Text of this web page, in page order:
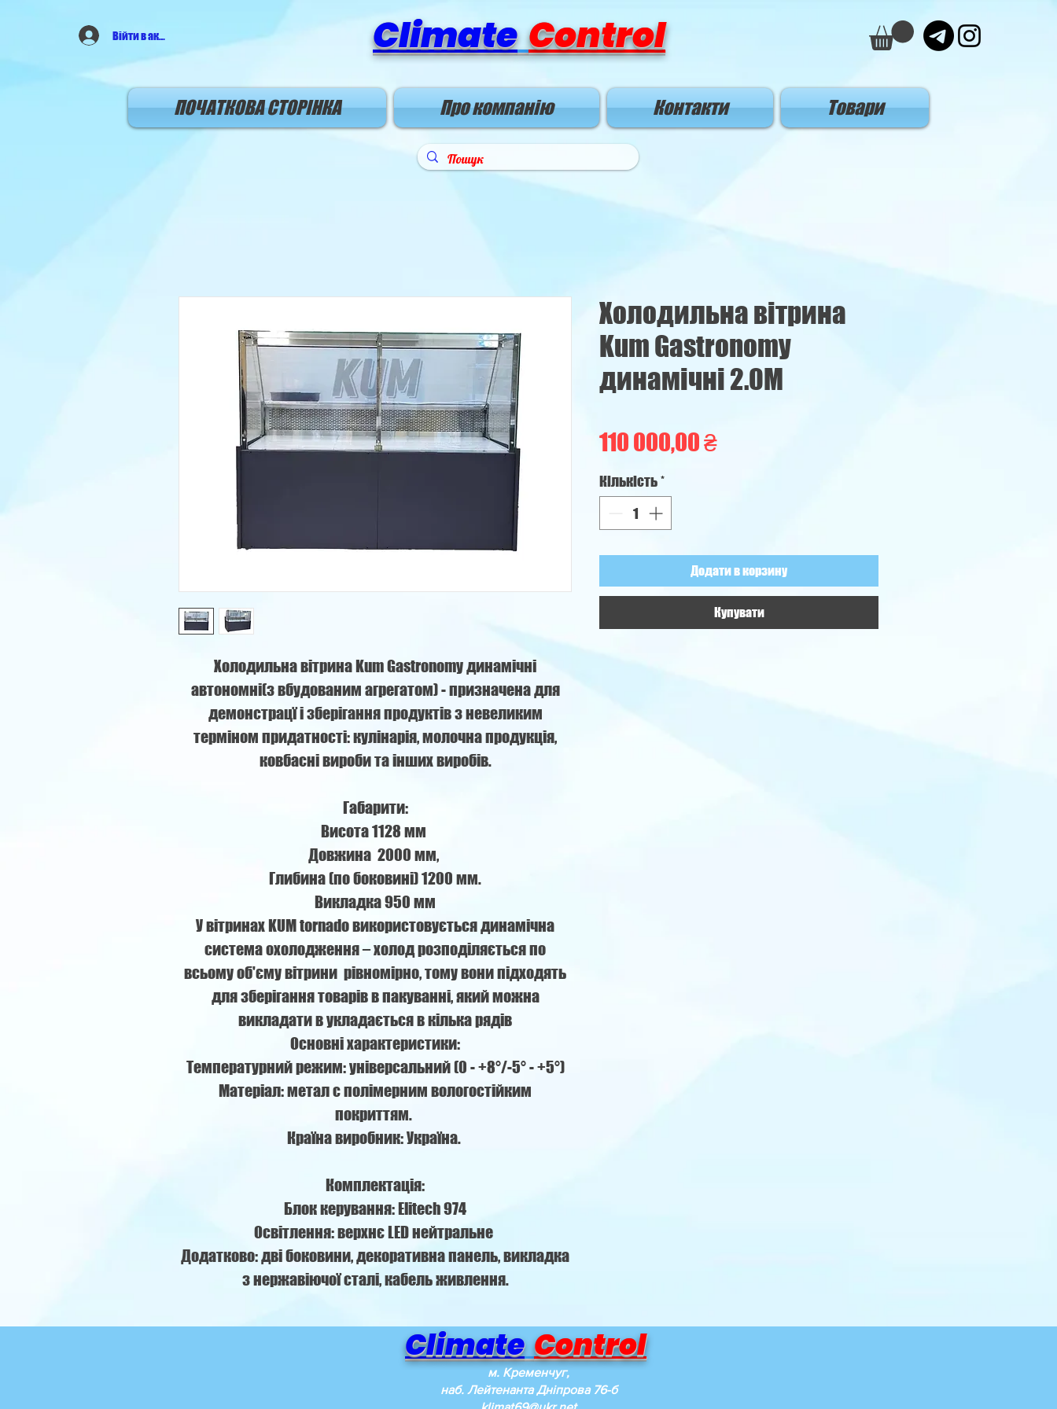
Війти в аккаунт Climate Control
ПОЧАТКОВА СТОРIНКА Про компанію Контакти Товари
Холодильна вітрина Kum Gastronomy динамічні
автономні(з вбудованим агрегатом) - призначена для
демонстрацї і зберігання продуктів з невеликим
терміном придатності: кулінарія, молочна продукція,
ковбасні вироби та інших виробів.
Габарити:
Висота 1128 мм
Довжина 2000 мм,
Глибина (по боковині) 1200 мм.
Викладка 950 мм
У вітринах KUM tornado використовується динамічна
система охолодження – холод розподіляється по
всьому об'єму вітрини рівномірно, тому вони підходять
для зберігання товарів в пакуванні, який можна
викладати в укладається в кілька рядів
Основні характеристики:
Температурний режим: універсальний (0 - +8°/-5° - +5°)
Матеріал: метал с полімерним вологостійким
покриттям.
Країна виробник: Україна.
Комплектація:
Блок керування: Elitech 974
Освітлення: верхнє LED нейтральне
Додатково: дві боковини, декоративна панель, викладка
з нержавіючої сталі, кабель живлення.
Холодильна вітрина
Kum Gastronomy
динамічні 2.0М
110 000,00 ₴Ціна
Кількість*
Додати в корзину
Купувати
Climate Control
м. Кременчуг,
наб. Лейтенанта Дніпрова 76-б